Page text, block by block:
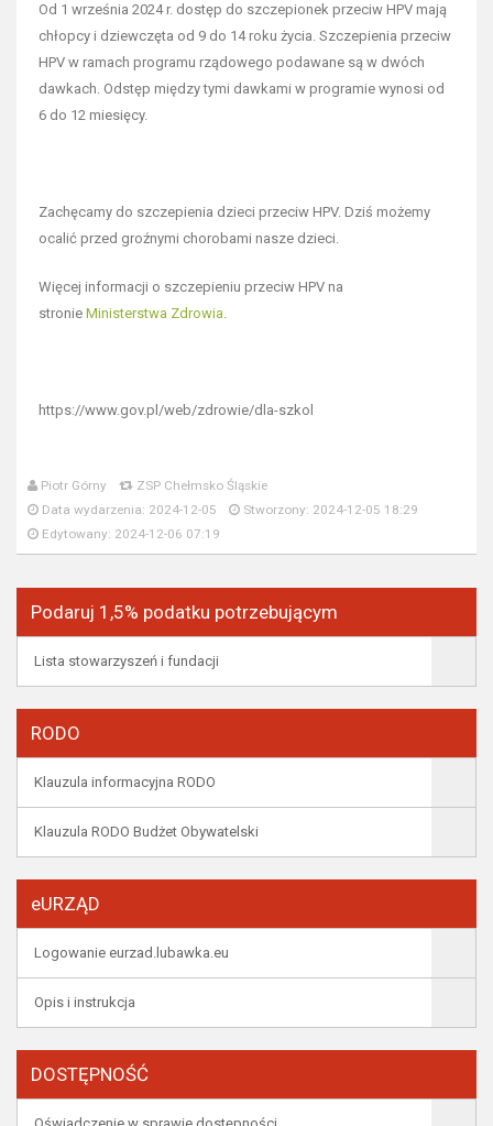
Od 1 września 2024 r. dostęp do szczepionek przeciw HPV mają
chłopcy i dziewczęta od 9 do 14 roku życia. Szczepienia przeciw
HPV w ramach programu rządowego podawane są w dwóch
dawkach. Odstęp między tymi dawkami w programie wynosi od
6 do 12 miesięcy.
Zachęcamy do szczepienia dzieci przeciw HPV. Dziś możemy
ocalić przed groźnymi chorobami nasze dzieci.
Więcej informacji o szczepieniu przeciw HPV na
stronie Ministerstwa Zdrowia.
https://www.gov.pl/web/zdrowie/dla-szkol
Piotr Górny
ZSP Chełmsko Śląskie
Data wydarzenia: 2024-12-05
Stworzony: 2024-12-05 18:29
Edytowany: 2024-12-06 07:19
Podaruj 1,5% podatku potrzebującym
Lista stowarzyszeń i fundacji
RODO
Klauzula informacyjna RODO
Klauzula RODO Budżet Obywatelski
eURZĄD
Logowanie eurzad.lubawka.eu
Opis i instrukcja
DOSTĘPNOŚĆ